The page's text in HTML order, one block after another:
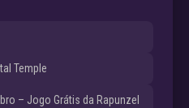
Temple
– Jogo Grátis da Rapunzel